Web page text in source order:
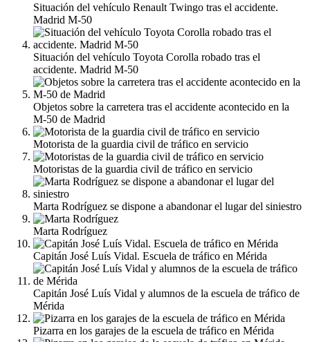
Situación del vehículo Renault Twingo tras el accidente.
Madrid M-50
Situación del vehículo Toyota Corolla robado tras el
accidente. Madrid M-50
Objetos sobre la carretera tras el accidente acontecido en la
M-50 de Madrid
Motorista de la guardia civil de tráfico en servicio
Motoristas de la guardia civil de tráfico en servicio
Marta Rodríguez se dispone a abandonar el lugar del siniestro
Marta Rodríguez
Capitán José Luís Vidal. Escuela de tráfico en Mérida
Capitán José Luís Vidal y alumnos de la escuela de tráfico de
Mérida
Pizarra en los garajes de la escuela de tráfico en Mérida